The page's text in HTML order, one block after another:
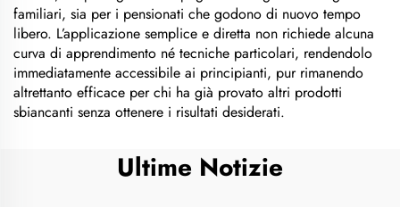
familiari, sia per i pensionati che godono di nuovo tempo
libero. L’applicazione semplice e diretta non richiede alcuna
curva di apprendimento né tecniche particolari, rendendolo
immediatamente accessibile ai principianti, pur rimanendo
altrettanto efficace per chi ha già provato altri prodotti
sbiancanti senza ottenere i risultati desiderati.
Ultime Notizie